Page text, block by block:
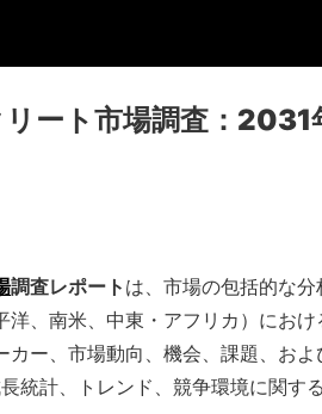
ート市場調査：
調査レポートは、市場の包括的な
、南米、中東・アフリカ）にお
ー、市場動向、機会、課題、お
統計、トレンド、競争環境に関す